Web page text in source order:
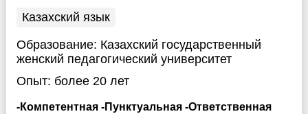
Казахский язык
Образование: Казахский государственный
женский педагогический университет
Опыт: более 20 лет
-Компетентная -Пунктуальная -Ответственная